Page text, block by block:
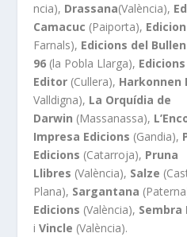
ncia), Drassana(València),
Camacuc (Paiporta),
Farnals), Edicions del
96 (la Pobla Llarga),
Editor (Cullera), Harkonnen
Valldigna), La Orquídia de
Darwin (Massanassa),
Impresa Edicions (Gandia),
Edicions (Catarroja), Pruna
Llibres (València), Salze
Plana), Sargantana
Edicions (València), Sembra
iVincle (València).